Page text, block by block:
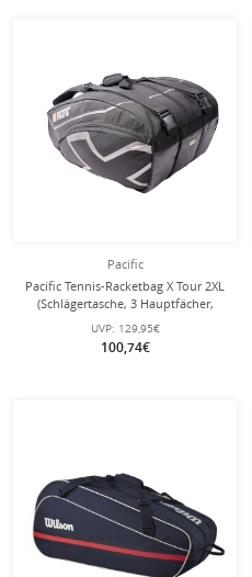
Pacific
Pacific Tennis-Racketbag X Tour 2XL
(Schlägertasche, 3 Hauptfächer,
Thermofach) 2025 schwarz/chrome
12er
UVP: 129,95€
100,74€